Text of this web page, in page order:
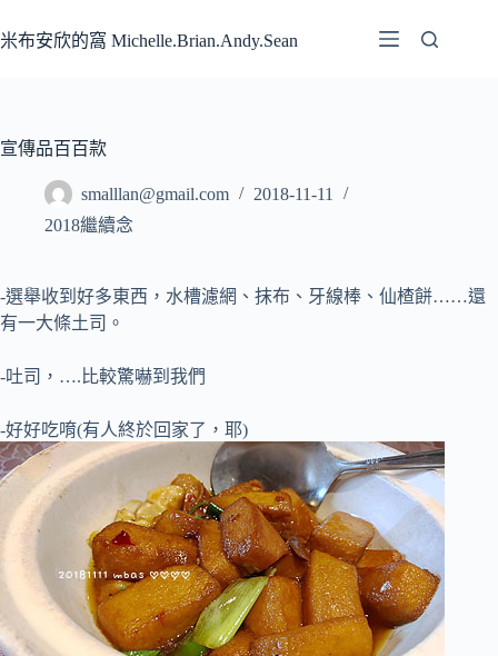
至
容
米布安欣的窩 Michelle.Brian.Andy.Sean
宣傳品百百款
smalllan@gmail.com
2018-11-11
2018繼續念
-選舉收到好多東西 ，水槽濾網、抹布、牙線棒、仙楂餅……還
有一大條土司。
-吐司，….比較驚嚇到我們
-好好吃唷(有人終於回家了，耶)